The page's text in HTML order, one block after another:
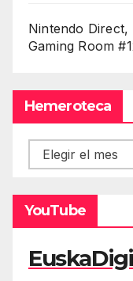
Nintendo
Gaming Room
Hemeroteca
Hemeroteca
YouTube